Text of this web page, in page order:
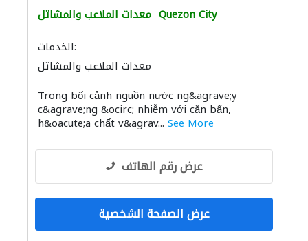
معدات الملاعب والمشاتل Quezon City
الخدمات:
معدات الملاعب والمشاتل
Trong bối cảnh nguồn nước ng&agrave;y
c&agrave;ng &ocirc; nhiễm với cặn bẩn,
h&oacute;a chất v&agrav... See More
عرض رقم الهاتف
عرض الصفحة الشخصية